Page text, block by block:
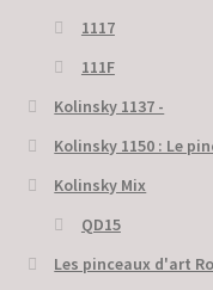
1117
111F
Kolinsky 1137 -
Kolinsky 1150 : Le
Kolinsky Mix
QD15
Les pinceaux d'art